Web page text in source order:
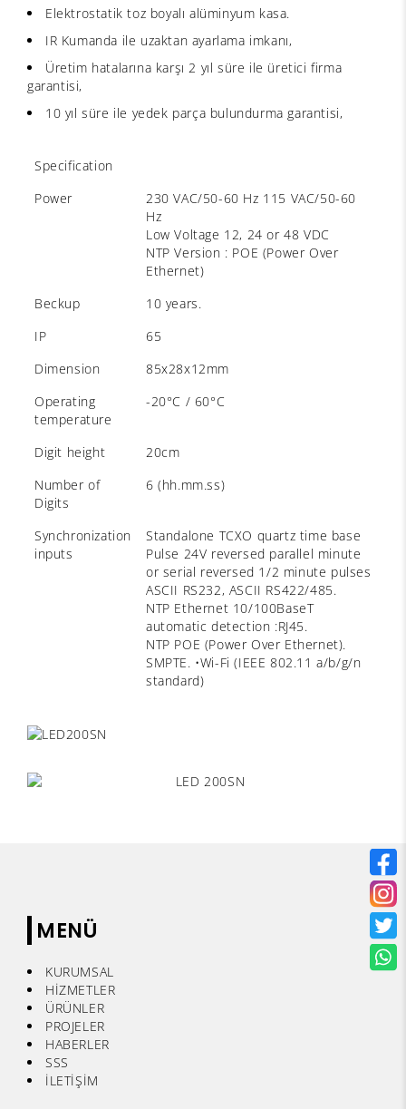
Elektrostatik toz boyalı alüminyum kasa.
IR Kumanda ile uzaktan ayarlama imkanı,
Üretim hatalarına karşı 2 yıl süre ile üretici firma
garantisi,
10 yıl süre ile yedek parça bulundurma garantisi,
Specification
Power
230 VAC/50-60 Hz 115 VAC/50-60
Hz
Low Voltage 12, 24 or 48 VDC
NTP Version : POE (Power Over
Ethernet)
Beckup
10 years.
IP
65
Dimension
85x28x12mm
Operating
temperature
-20°C / 60°C
Digit height
20cm
Number of
Digits
6 (hh.mm.ss)
Synchronization
inputs
Standalone TCXO quartz time base
Pulse 24V reversed parallel minute
or serial reversed 1/2 minute pulses
ASCII RS232, ASCII RS422/485.
NTP Ethernet 10/100BaseT
automatic detection :RJ45.
NTP POE (Power Over Ethernet).
SMPTE. •Wi-Fi (IEEE 802.11 a/b/g/n
standard)
MENÜ
KURUMSAL
HİZMETLER
ÜRÜNLER
PROJELER
HABERLER
SSS
İLETİŞİM